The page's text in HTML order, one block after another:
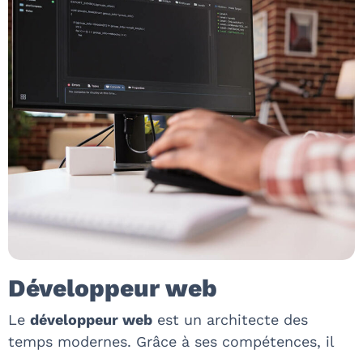
Développeur web
Le développeur web est un architecte des
temps modernes. Grâce à ses compétences, il